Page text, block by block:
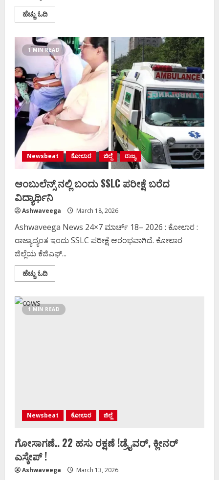
ಹೆಚ್ಚು ಓದಿRead
more
CNG
ಬಂದ್‌
ಖಾಲಿ
ಕಿಲೋಮೀಟರ್‌ಗಟ್ಟಲೇ
ನಿಂತ
ಆಟೋಗಳು
..!
1 MIN READ
Newsbeat ಕೋಲಾರ ಜಿಲ್ಲೆ ರಾಜ್ಯ
ಆಂಬುಲೆನ್ಸ್ ನಲ್ಲಿ ಬಂದು SSLC ಪರೀಕ್ಷೆ ಬರೆದ
ವಿದ್ಯಾರ್ಥಿನಿ
Ashwaveega March 18, 2026
Ashwaveega News 24×7 ಮಾರ್ಚ್‌ 18– 2026 : ಕೋಲಾರ :
ರಾಜ್ಯಾದ್ಯಂತ ಇಂದು SSLC ಪರೀಕ್ಷೆ ಆರಂಭವಾಗಿದೆ. ಕೋಲಾರ
ಜಿಲ್ಲೆಯ ಕೆಜಿಎಫ್...
ಹೆಚ್ಚು ಓದಿRead
more
ಬಂದು
SSLC
1 MIN READ
Newsbeat ಕೋಲಾರ ಜಿಲ್ಲೆ
ಗೋ‌ಸಾಗಣೆ.. 22 ಹಸು ರಕ್ಷಣೆ !ಡ್ರೈವರ್‌, ಕ್ಲೀನರ್‌
ಎಸ್ಕೇಪ್ !
Ashwaveega March 13, 2026